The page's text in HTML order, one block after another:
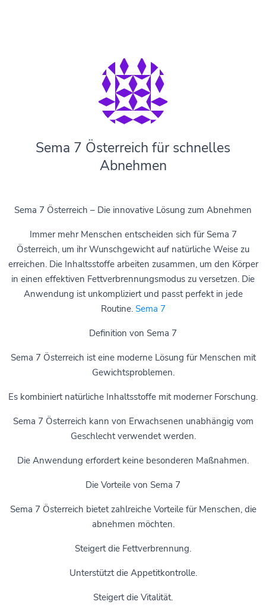
Sema 7 Österreich für schnelles
Abnehmen
Sema 7 Österreich – Die innovative Lösung zum Abnehmen
Immer mehr Menschen entscheiden sich für Sema 7
Österreich, um ihr Wunschgewicht auf natürliche Weise zu
erreichen. Die Inhaltsstoffe arbeiten zusammen, um den Körper
in einen effektiven Fettverbrennungsmodus zu versetzen. Die
Anwendung ist unkompliziert und passt perfekt in jede
Routine. Sema 7
Definition von Sema 7
Sema 7 Österreich ist eine moderne Lösung für Menschen mit
Gewichtsproblemen.
Es kombiniert natürliche Inhaltsstoffe mit moderner Forschung.
Sema 7 Österreich kann von Erwachsenen unabhängig vom
Geschlecht verwendet werden.
Die Anwendung erfordert keine besonderen Maßnahmen.
Die Vorteile von Sema 7
Sema 7 Österreich bietet zahlreiche Vorteile für Menschen, die
abnehmen möchten.
Steigert die Fettverbrennung.
Unterstützt die Appetitkontrolle.
Steigert die Vitalität.